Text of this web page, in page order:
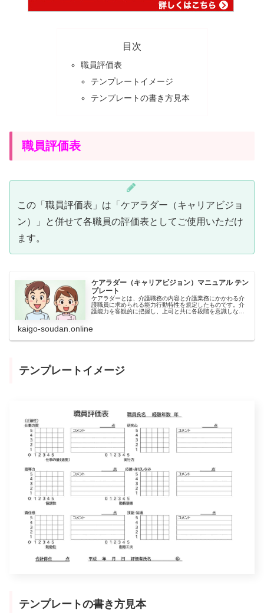
目次
職員評価表
テンプレートイメージ
テンプレートの書き方見本
職員評価表
この「職員評価表」は「ケアラダー（キャリアビジョ
ン）」と併せて各職員の評価表としてご使用いただけ
ます。
ケアラダー（キャリアビジョン）マニュアル テン
プレート
ケアラダーとは、介護職務の内容と介護業務にかかわる介
護職員に求められる能力行動特性を規定したものです。介
護能力を客観的に把握し、上司と共に各段階を意識しなが
kaigo-soudan.online
テンプレートイメージ
テンプレートの書き方見本